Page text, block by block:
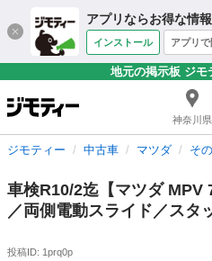
アプリならお得な情
インストール アプリで
地元の掲示板 ジモ
神奈川県
ジモティー 中古車 マツダ そ
車検R10/2迄【マツダ MPV
／両側電動スライド／スタ
投稿ID: 1prq0p